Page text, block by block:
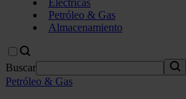
Eléctricas
Petróleo & Gas
Almacenamiento
Buscar
Petróleo & Gas